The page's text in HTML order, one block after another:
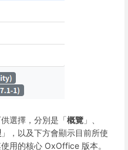
選擇，分別是「概覽 」、
」，以及下方會顯示目前所使
用的核心 OxOffice 版本。